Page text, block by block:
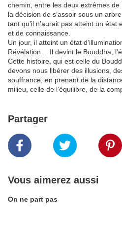
chemin, entre les deux extrêmes de
la décision de s’assoir sous un
tant qu’il n’aurait pas atteint un état
et de connaissance.
Un jour, il atteint un état
Révélation… Il devint le Bouddha,
Cette histoire, qui est celle du
devons nous libérer des illusions,
souffrance, en prenant de la
milieu, celle de l’équilibre, de la
Partager
Vous aimerez aussi
On ne part pas